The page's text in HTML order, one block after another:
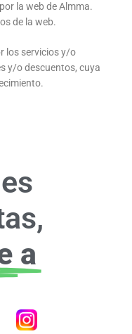
la web de Almma.
de la web.
los servicios y/o
y/o descuentos, cuya
a